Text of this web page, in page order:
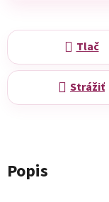
Tlač
Strážiť
Popis